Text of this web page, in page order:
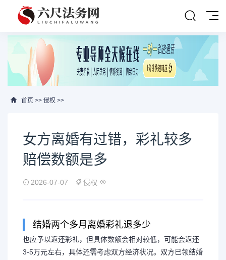
首页 >> 侵权 >>
女方离婚有过错，彩礼较多
赔偿数额是多
2026-07-07 侵权
结婚两个多月离婚彩礼退多少
也应予以返还彩礼，但具体数额会相对较低，可能会返还
3-5万元左右，具体还需考虑双方经济状况。双方已领结婚